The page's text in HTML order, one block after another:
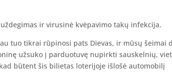
ir virusinė kvėpavimo takų infekcija.
tuo tikrai rūpinosi pats Dievas, ir mūsų šeimai
užsuko į parduotuvę nupirkti sauskelnių,
būtent šis bilietas loterijoje išlošė automobilį